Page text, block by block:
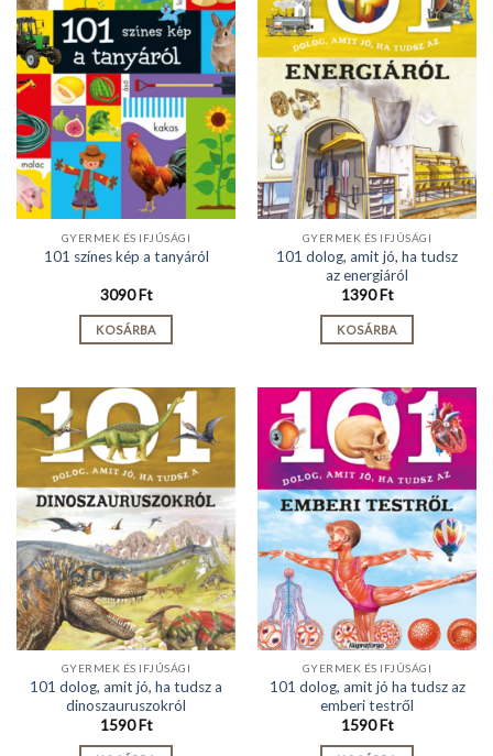
GYERMEK ÉS IFJÚSÁGI
101 színes kép a tanyáról
3090Ft
KOSÁRBA
GYERMEK ÉS IFJÚSÁGI
101 dolog, amit jó, ha tudsz
az energiáról
1390Ft
KOSÁRBA
GYERMEK ÉS IFJÚSÁGI
101 dolog, amit jó, ha tudsz a
dinoszauruszokról
1590Ft
GYERMEK ÉS IFJÚSÁGI
101 dolog, amit jó ha tudsz az
emberi testről
1590Ft